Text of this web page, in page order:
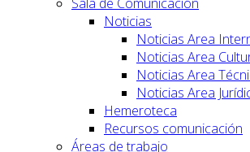
Noticias
Noticias Area
Noticias Area
Noticias Area
Noticias Area
Hemeroteca
Recursos comunicación
Áreas de trabajo